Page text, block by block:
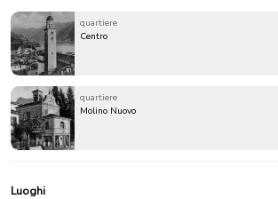
quartiere
Centro
quartiere
Molino Nuovo
Luoghi